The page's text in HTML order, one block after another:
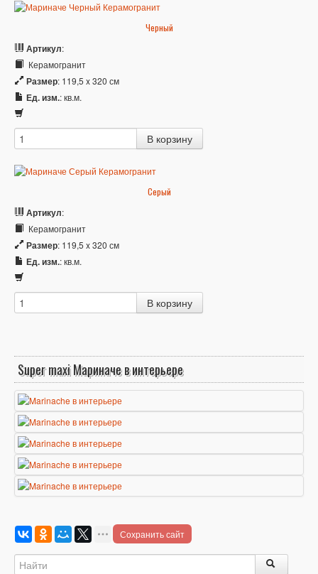
Черный
Артикул:
Керамогранит
Размер: 119,5 x 320 см
Ед. изм.: кв.м.
Серый
Артикул:
Керамогранит
Размер: 119,5 x 320 см
Ед. изм.: кв.м.
Super maxi Мариначе в интерьере
Сохранить сайт